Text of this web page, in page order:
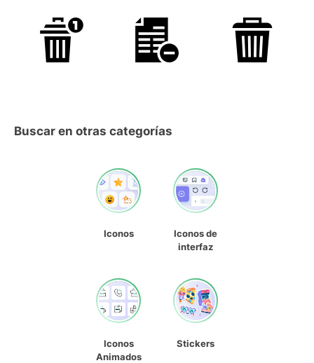
Buscar en otras categorías
Iconos
Iconos de
interfaz
Iconos
Animados
Stickers